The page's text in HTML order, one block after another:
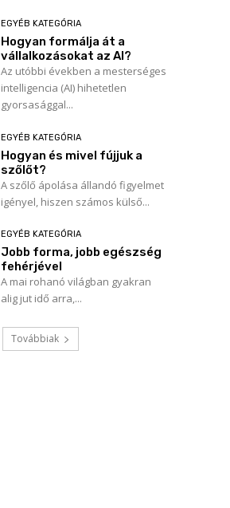
EGYÉB KATEGÓRIA
Hogyan formálja át a
vállalkozásokat az AI?
Az utóbbi években a mesterséges
intelligencia (AI) hihetetlen
gyorsasággal...
EGYÉB KATEGÓRIA
Hogyan és mivel fújjuk a
szőlőt?
A szőlő ápolása állandó figyelmet
igényel, hiszen számos külső...
EGYÉB KATEGÓRIA
Jobb forma, jobb egészség
fehérjével
A mai rohanó világban gyakran
alig jut idő arra,...
Továbbiak